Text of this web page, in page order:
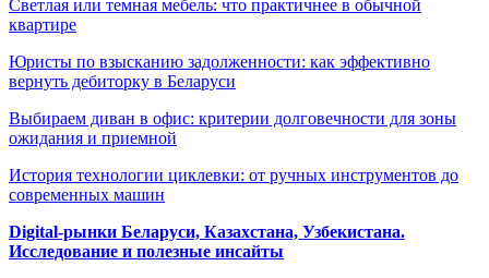
Светлая или темная мебель: что практичнее в обычной
квартире
Юристы по взысканию задолженности: как эффективно
вернуть дебиторку в Беларуси
Выбираем диван в офис: критерии долговечности для зоны
ожидания и приемной
История технологии циклевки: от ручных инструментов до
современных машин
Digital-рынки Беларуси, Казахстана, Узбекистана.
Исследование и полезные инсайты